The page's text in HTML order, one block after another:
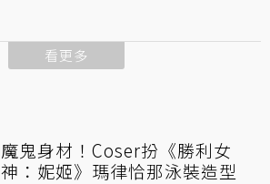
看更多
魔鬼身材！Coser扮《勝利女
神：妮姬》瑪律恰那泳裝造型